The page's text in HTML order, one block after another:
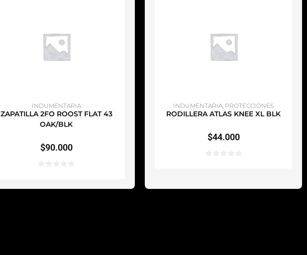
AÑADIR AL CARRITO
INDUMENTARIA
ZAPATILLA 2FO ROOST FLAT 43
OAK/BLK
$90.000
AÑADIR AL CARRITO
INDUMENTARIA PROTECCIONES
RODILLERA ATLAS KNEE XL BLK
$44.000